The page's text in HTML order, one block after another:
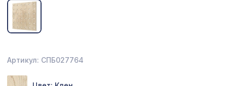
Интерьерный МДФ
Межкомнатные арки
Перфорированные панели
Артикул: СПБ027764